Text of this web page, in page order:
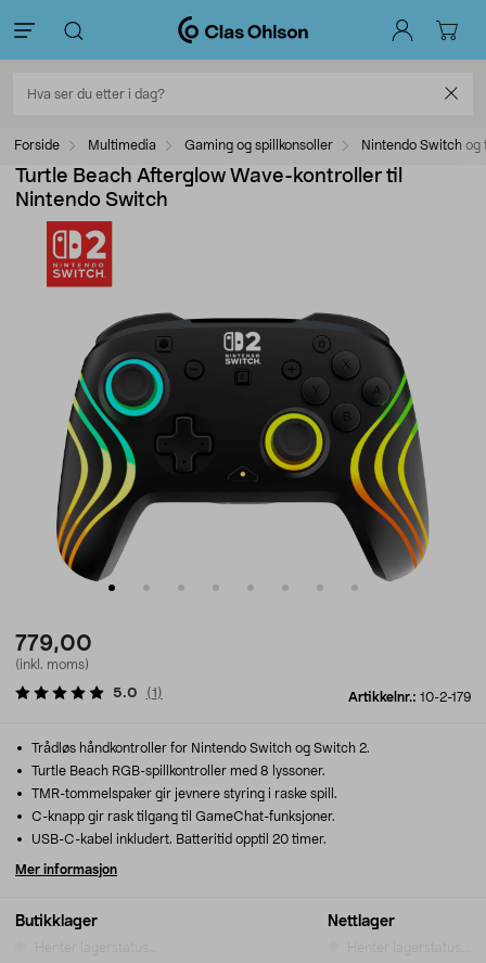
Forside Multimedia Gaming og spillkonsoller Nintendo Switch og
Turtle Beach Afterglow Wave-kontroller til
Nintendo Switch
779,00
(inkl. moms)
Artikkelnr.: 10-2-179
5.0 (1 )
Butikklager Nettlager
Trådløs håndkontroller for Nintendo Switch og Switch 2.
Turtle Beach RGB-spillkontroller med 8 lyssoner.
TMR-tommelspaker gir jevnere styring i raske spill.
C-knapp gir rask tilgang til GameChat-funksjoner.
USB-C-kabel inkludert. Batteritid opptil 20 timer.
Mer informasjon